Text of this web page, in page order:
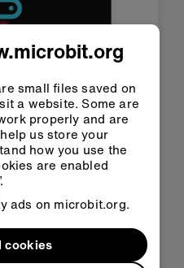
或任何东西进
small files saved on
a website. Some are
properly and are
us store your
how you use the
are enabled
ads on microbit.org.
cookies